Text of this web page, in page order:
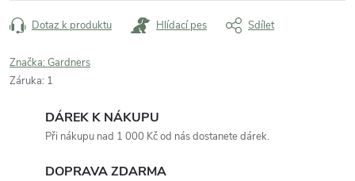
Dotaz k produktu Hlídací pes Sdílet
Značka: Gardners
Záruka: 1
DÁREK K NÁKUPU
Při nákupu nad 1 000 Kč od nás dostanete dárek.
DOPRAVA ZDARMA